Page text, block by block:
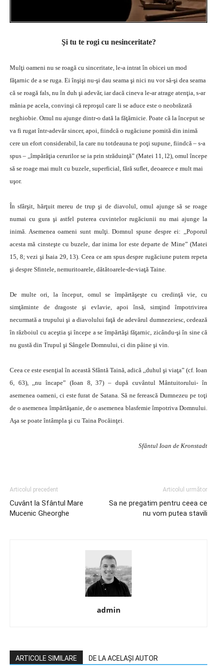
Şi tu te rogi cu nesinceritate?
Mulţi oameni nu se roagă cu sinceritate, le-a intrat în obicei un mod
făţarnic de a se ruga. Ei înşişi nu-şi dau seama şi nici nu vor să-şi dea seama
că se roagă fals, nu în duh şi adevăr, iar dacă cineva le-ar atrage atenţia, s-ar
mânia pe acela, convinşi că reproşul care li se aduce este o neobrăzată
neghiobie. Omul nu ajunge dintr-o dată la făţărnicie. Poate că la început se
va fi rugat într-adevăr sincer, apoi, fiindcă o rugăciune pomită din inimă
cere un efort considerabil, la care nu totdeauna te poţi supune, fiindcă – s-a
spus – ,,împărăţia cerurilor se ia prin străduinţă” (Matei 11, l2), omul începe
să se roage mai mult cu buzele, superficial, fără suﬂet, deoarece e mult mai
uşor.
În sfârşit, hărţuit mereu de trup şi de diavolul, omul ajunge să se roage
numai cu gura şi astfel puterea cuvintelor rugăciunii nu mai ajunge la
inimă. Asemenea oameni sunt mulţi. Domnul spune despre ei: ,,Poporul
acesta mă cinsteşte cu buzele, dar inima lor este departe de Mine” (Matei
15, 8; vezi şi Isaia 29, 13). Ceea ce am spus despre rugăciune putem repeta
şi despre Sfintele, nemuritoarele, dătătoarele-de-viaţă Taine.
De multe ori, la început, omul se împărtăşeşte cu credinţă vie, cu
simţăminte de dragoste şi evlavie, apoi însă, simţind împotrivirea
necurmată a trupului şi a diavolului faţă de adevărul dumnezeiesc, cedează
în războiul cu aceştia şi începe a se împărtăşi făţarnic, zicându-şi în sine că
nu gustă din Trupul şi Sângele Domnului, ci din pâine şi vin.
Ceea ce este esenţial în această Sfântă Taină, adică ,,duhul şi viaţa” (cf. Ioan
6, 63), ,,nu încape” (Ioan 8, 37) – după cuvântul Mântuitorului- în
asemenea oameni, ci este furat de Satana. Să ne ferească Dumnezeu pe toţi
de o asemenea împărtăşanie, de o asemenea blasfemie împotriva Domnului.
Aşa se poate întâmpla şi cu Taina Pocăinţei.
Sfântul Ioan de Kronstadt
Articolul precedent
Cuvânt la Sfântul Mare
Mucenic Gheorghe
Articolul următor
Sa ne pregatim pentru ceea ce
nu vom putea stavili
admin
ARTICOLE SIMILARE DE LA ACELAȘI AUTOR